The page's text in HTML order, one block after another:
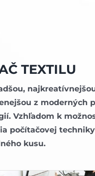
TEXTILU
z moderných
Vzhľadom k
počítačovej
kusu.